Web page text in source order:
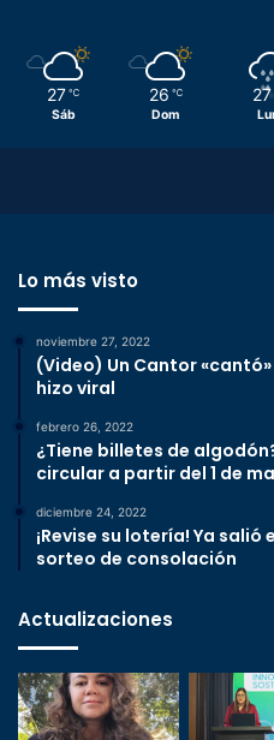
27 ℃
Sáb
26 ℃
Dom
27
Lo más visto
noviembre 27, 2022
(Video) Un Cantor
hizo viral
febrero 26, 2022
¿Tiene billetes de
circular a partir del 1 de
diciembre 24, 2022
¡Revise su lotería! Ya
sorteo de consolación
Actualizaciones